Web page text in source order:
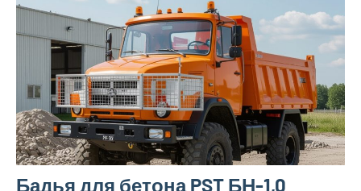
Бадья для бетона PST БН-1,0